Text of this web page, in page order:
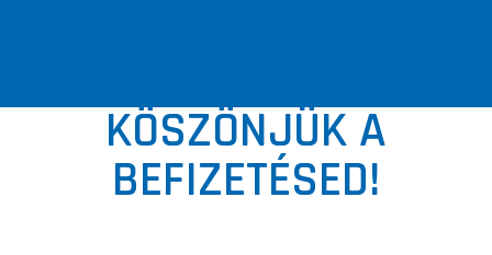
KÖSZÖNJÜK A
BEFIZETÉSED!